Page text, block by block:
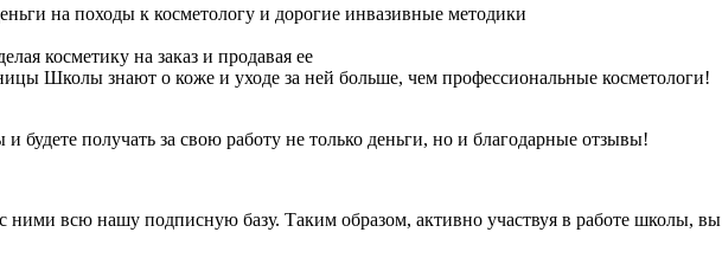
на походы к косметологу и дорогие инвазивные методики
косметику на заказ и продавая ее
Школы знают о коже и уходе за ней больше, чем профессиональные косметологи!
будете получать за свою работу не только деньги, но и благодарные отзывы!
всю нашу подписную базу. Таким образом, активно участвуя в работе школы, вы